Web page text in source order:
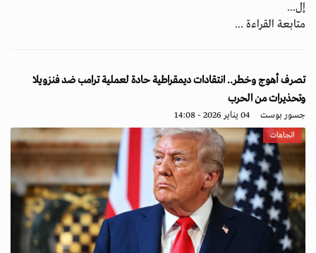
إل...
متابعة القراءة ...
تصرف أهوج وخطر.. انتقادات ديمقراطية حادة لعملية ترامب ضد فنزويلا
وتحذيرات من الحرب
جسور بوست 04 يناير 2026 - 14:08
اتجاهات